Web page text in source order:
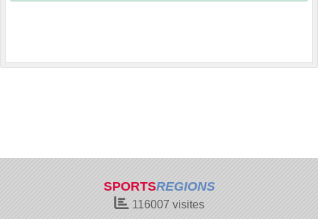
SPORTSREGIONS
116007 visites